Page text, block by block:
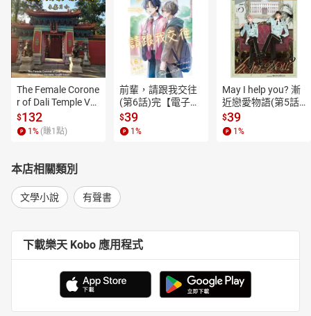
The Female Corone
r of Dali Temple Vo
l.6【有聲書】
$132
1 % (賺1 點)
前輩，請跟我交往
(第6話)完【電子
書】
$39
1 %
May I help you? 漸
近戀愛物語(第5話)
【電子書】
$39
1 %
本店相關類別
文學小說 有聲書
下載樂天 Kobo 應用程式